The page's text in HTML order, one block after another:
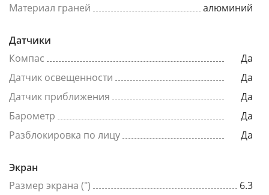
Материал граней
алюминий
Датчики
Компас
Да
Датчик освещенности
Да
Датчик приближения
Да
Барометр
Да
Разблокировка по лицу
Да
Экран
Размер экрана (")
6.3